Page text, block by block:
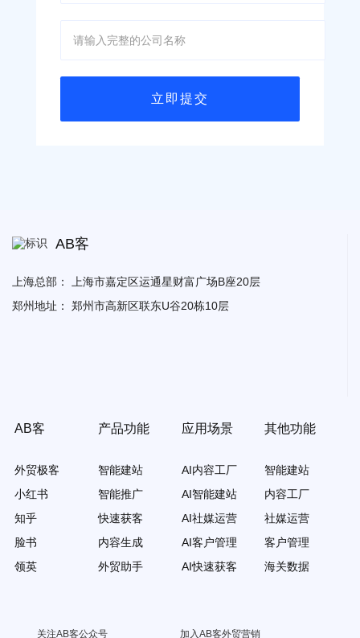
AB客
上海总部：
上海市嘉定区运通星财富广场B座20层
郑州地址：
郑州市高新区联东U谷20栋10层
AB客
外贸极客
小红书
知乎
脸书
领英
产品功能
智能建站
智能推广
快速获客
内容生成
外贸助手
应用场景
AI内容工厂
AI智能建站
AI社媒运营
AI客户管理
AI快速获客
其他功能
智能建站
内容工厂
社媒运营
客户管理
海关数据
关注AB客公众号 加入AB客外贸营销